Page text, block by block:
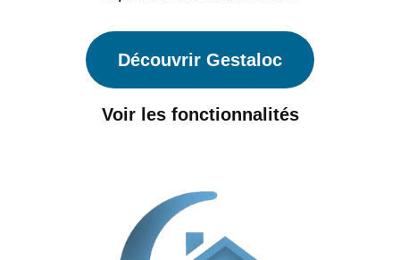
Découvrir Gestaloc
Voir les fonctionnalités